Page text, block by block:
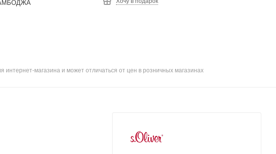
интернет-магазина и может отличаться от цен в розничных магазинах